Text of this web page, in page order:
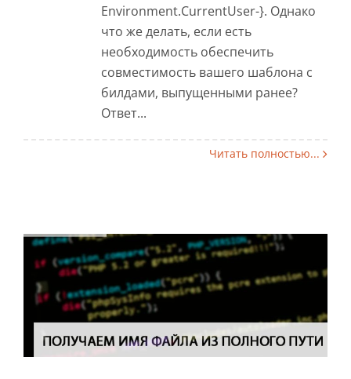
Environment.CurrentUser-}. Однако
что же делать, если есть
необходимость обеспечить
совместимость вашего шаблона с
билдами, выпущенными ранее?
Ответ...
Читать полностью...